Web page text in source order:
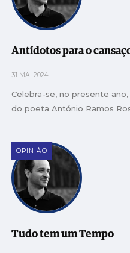
Antídotos para o
31 MAI 2024
Celebra-se, no presente
do poeta António Ramos
OPINIÃO
Tudo tem um Tempo